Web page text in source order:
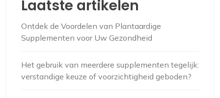
Laatste artikelen
Ontdek de Voordelen van Plantaardige
Supplementen voor Uw Gezondheid
Het gebruik van meerdere supplementen tegelijk:
verstandige keuze of voorzichtigheid geboden?